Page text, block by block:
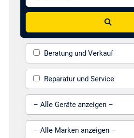
Suchen
Beratung und Verkauf
Reparatur und Service
Gerät auswählen
Marke auswählen